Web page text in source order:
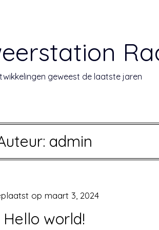
geweest de laatste jaren
admin
Hello world!
op maart 3, 2024